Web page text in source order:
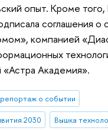
опыт. Кроме
соглашения о
компанией
Академия».
репортаж о событии
2030
Вышка